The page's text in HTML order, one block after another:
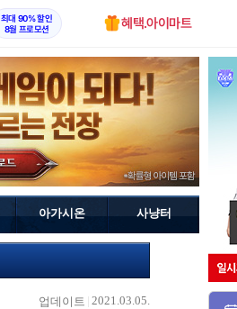
최대 90% 할인
8월 프로모션
혜택.아이마트
아가시온 사냥터
업데이트 2021.03.05.